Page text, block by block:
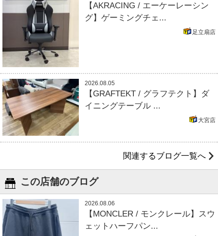
【AKRACING / エーケーレーシン
グ】ゲーミングチェ...
足立扇店
2026.08.05
【GRAFTEKT / グラフテクト】ダ
イニングテーブル ...
大宮店
関連するブログ一覧へ
この店舗のブログ
2026.08.06
【MONCLER / モンクレール】スウ
ェットハーフパン...